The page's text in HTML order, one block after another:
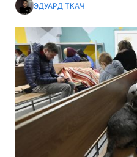
ЭДУАРД ТКАЧ